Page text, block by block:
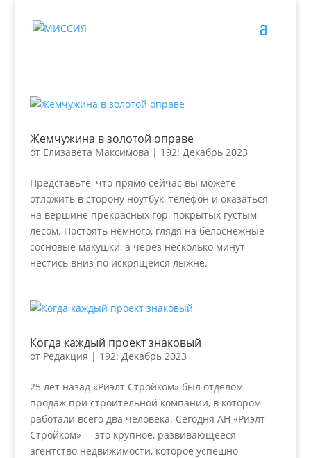
Жемчужина в золотой оправе
от Елизавета Максимова | 192: Декабрь 2023
Представьте, что прямо сейчас вы можете
отложить в сторону ноутбук, телефон и оказаться
на вершине прекрасных гор, покрытых густым
лесом. Постоять немного, глядя на белоснежные
сосновые макушки, а через несколько минут
нестись вниз по искрящейся лыжне.
Когда каждый проект знаковый
от Редакция | 192: Декабрь 2023
25 лет назад «Риэлт Стройком» был отделом
продаж при строительной компании, в котором
работали всего два человека. Сегодня АН «Риэлт
Стройком» — это крупное, развивающееся
агентство недвижимости, которое успешно